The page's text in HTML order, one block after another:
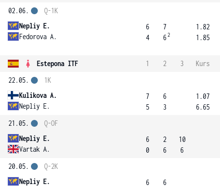
02.06.
Nepliy E.
Fedorova A.
Q-1K
6
4
7
62
1.82
1.85
Estepona ITF 1 2 3
Kurs
22.05.
Kulikova A.
Nepliy E.
1K
7
5
6
3
1.07
6.65
21.05.
Nepliy E.
Vartak A.
Q-OF
6
0
2
6
10
6
20.05.
Nepliy E.
Q-2K
6
6